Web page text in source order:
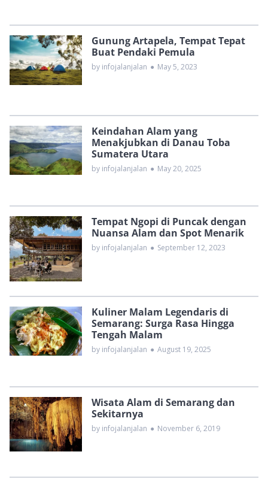
Gunung Artapela, Tempat Tepat
Buat Pendaki Pemula
by infojalanjalan ● May 5, 2023
Keindahan Alam yang
Menakjubkan di Danau Toba
Sumatera Utara
by infojalanjalan ● May 20, 2025
Tempat Ngopi di Puncak dengan
Nuansa Alam dan Spot Menarik
by infojalanjalan ● September 12, 2023
Kuliner Malam Legendaris di
Semarang: Surga Rasa Hingga
Tengah Malam
by infojalanjalan ● August 19, 2025
Wisata Alam di Semarang dan
Sekitarnya
by infojalanjalan ● November 6, 2019